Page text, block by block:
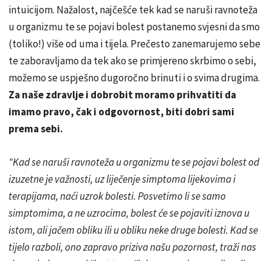
intuicijom. Nažalost, najčešće tek kad se naruši ravnoteža
u organizmu te se pojavi bolest postanemo svjesni da smo
(toliko!) više od uma i tijela. Prečesto zanemarujemo sebe
te zaboravljamo da tek ako se primjereno skrbimo o sebi,
možemo se uspješno dugoročno brinuti i o svima drugima.
Za naše zdravlje i dobrobit moramo prihvatiti da
imamo pravo, čak i odgovornost, biti dobri sami
prema sebi.
"Kad se naruši ravnoteža u organizmu te se pojavi bolest od
izuzetne je važnosti, uz liječenje simptoma lijekovima i
terapijama, naći uzrok bolesti. Posvetimo li se samo
simptomima, a ne uzrocima, bolest će se pojaviti iznova u
istom, ali jačem obliku ili u obliku neke druge bolesti. Kad se
tijelo razboli, ono zapravo priziva našu pozornost, traži nas